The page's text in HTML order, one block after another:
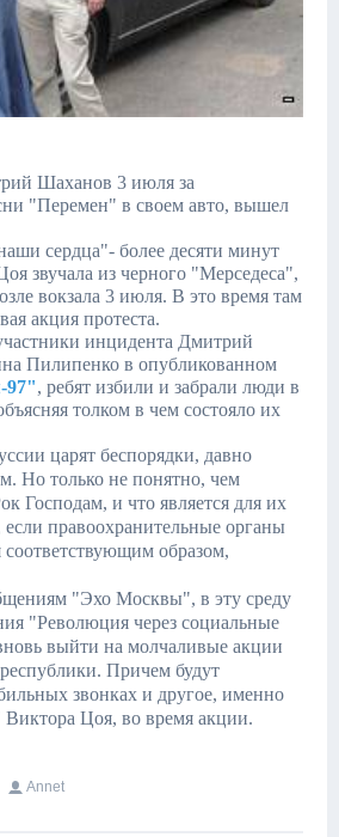
Шаханов 3 июля за
"Перемен" в своем авто, вышел
сердца"- более десяти минут
звучала из черного "Мерседеса",
вокзала 3 июля. В это время там
акция протеста.
инцидента Дмитрий
Пилипенко в опубликованном
97", ребят избили и забрали люди в
толком в чем состояло их
царят беспорядки, давно
Но только не понятно, чем
Господам, и что является для их
если правоохранительные органы
соответствующим образом,
"Эхо Москвы", в эту среду
"Революция через социальные
выйти на молчаливые акции
Причем будут
звонках и другое, именно
Цоя, во время акции.
Annet